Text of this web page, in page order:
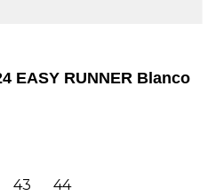
EASY RUNNER Blanco
43 44